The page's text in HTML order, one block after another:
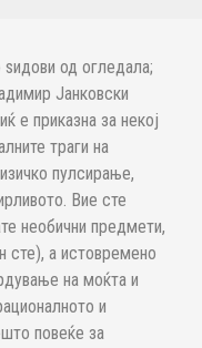
од огледала;
Јанковски
е приказна за некој
траги на
пулсирање,
Вие сте
необични предмети,
сте), а истовремено
на моќта и
и
повеќе за